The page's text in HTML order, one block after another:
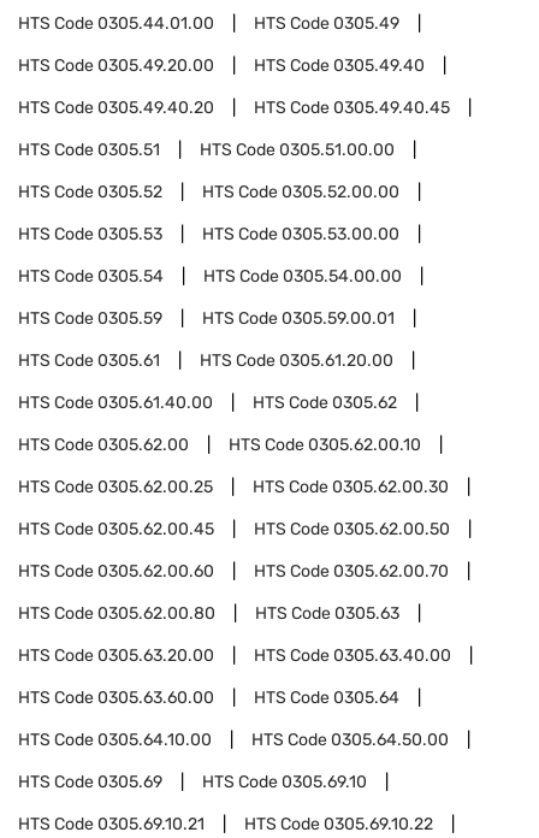
HTS Code0305.44.01.00 HTS Code0305.49
HTS Code0305.49.20.00 HTS Code0305.49.40
HTS Code0305.49.40.20 HTS Code0305.49.40.45
HTS Code0305.51 HTS Code0305.51.00.00
HTS Code0305.52 HTS Code0305.52.00.00
HTS Code0305.53 HTS Code0305.53.00.00
HTS Code0305.54 HTS Code0305.54.00.00
HTS Code0305.59 HTS Code0305.59.00.01
HTS Code0305.61 HTS Code0305.61.20.00
HTS Code0305.61.40.00 HTS Code0305.62
HTS Code0305.62.00 HTS Code0305.62.00.10
HTS Code0305.62.00.25 HTS Code0305.62.00.30
HTS Code0305.62.00.45 HTS Code0305.62.00.50
HTS Code0305.62.00.60 HTS Code0305.62.00.70
HTS Code0305.62.00.80 HTS Code0305.63
HTS Code0305.63.20.00 HTS Code0305.63.40.00
HTS Code0305.63.60.00 HTS Code0305.64
HTS Code0305.64.10.00 HTS Code0305.64.50.00
HTS Code0305.69 HTS Code0305.69.10
HTS Code0305.69.10.21 HTS Code0305.69.10.22